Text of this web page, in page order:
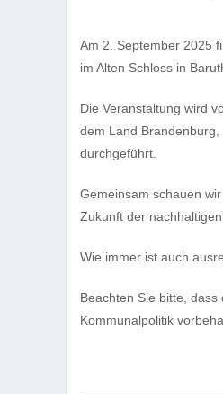
Am 2. Sep­tem­ber 2025
im Alten Schloss in
Die Ver­an­stal­tung wird
dem Land
durchgeführt.
Gemein­sam schauen
Zukunft der
Wie immer ist auch
Beach­ten Sie bitte,
Kom­mu­nal­po­li­tik